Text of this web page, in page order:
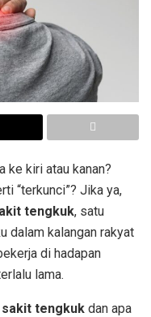
ke kiri atau kanan?
“terkunci”? Jika ya,
tengkuk, satu
dalam kalangan rakyat
di hadapan
lama.
sakit tengkuk dan apa